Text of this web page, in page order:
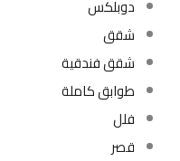
دوبلكس
شقق
شقق فندقية
طوابق كاملة
فلل
قصر